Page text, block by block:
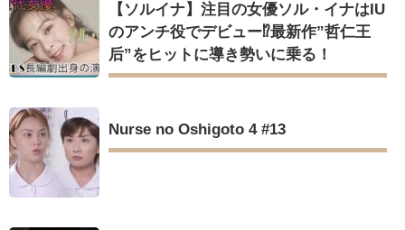
【ソルイナ】注目の女優ソル・イナはIU
のアンチ役でデビュー⁉最新作”哲仁王
后”をヒットに導き勢いに乗る！
Nurse no Oshigoto 4 #13